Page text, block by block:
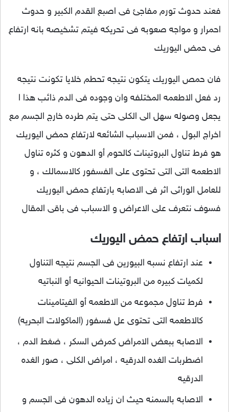
فعند حدوث تورم مفاجئ فى اصبع القدم الكبير و حدوث
احمرار و مواجه صعوبه فى تحريكه فيتم تشخيصه بانه ارتفاع
فى حمض اليوريك
فان حمص اليوريك يتكون نتيجه تحطم خلايا تكونت نتيجه
رد فعل الاطعمه المختلفه وان وجوده فى الدم ذائب هذا ا
يجعل وصوله سهل الى الكلى حتى يتم طرده خارج الجسم مع
اخراج البول ، فمن الاسباب الشائعه لارتفاع حمض اليوريك
هو فرط تناول البروتينات كالحوم أو الدهون و كثره تناول
الاطعمه التى التى تحتوى على الفسفور كالاسمالك ، و
للعامل الوراثى اثر فى الاصابه بارتفاع حمض اليوريك
فسوف نتعرف على الاعراض و الاسباب فى باقى المقال
اسباب ارتفاع حمض اليوريك
عند ارتفاع نسبه البيورين فى الجسم نتيجه التناول
لكميات كبيره من البروتينات الحيوانيه أو النباتيه
فرط تناول مجموعه من الاطعمه أو الفيتامينات
كالاطعمه التى تحتوى عل فسفور (الماكولات البحريه)
الاصابه ببعض الامراض كمرض السكر ، ضغط الدم ،
اضطربات الغده الدرقيه ، امراض الكلى ، صور الغده
الدرقيه
الاصابه بالسمنه حيث ان زياده الدهون فى الجسم و